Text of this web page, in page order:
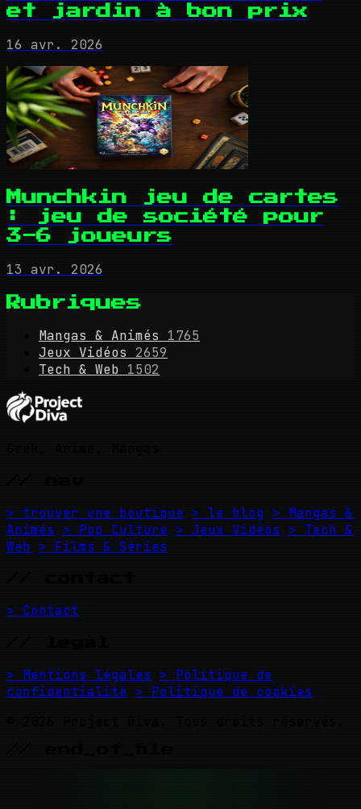
et jardin à bon prix
16 avr. 2026
Munchkin jeu de cartes
: jeu de société pour
3-6 joueurs
13 avr. 2026
Rubriques
Mangas & Animés
1765
Jeux Vidéos
2659
Tech & Web 1502
> trouver une boutique > le blog > Mangas &
Animés
> Pop Culture > Jeux Vidéos
> Tech &
Web > Films & Séries
> Contact
> Mentions légales
> Politique de
confidentialité > Politique de cookies